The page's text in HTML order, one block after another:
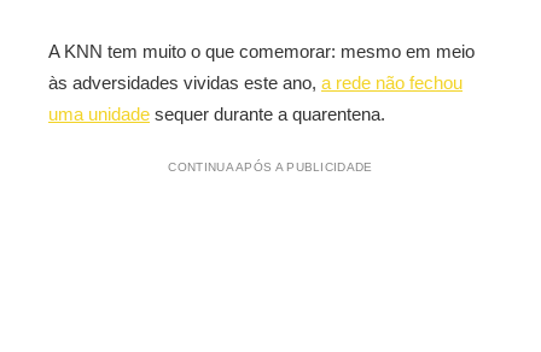
A KNN tem muito o que comemorar: mesmo em meio
às adversidades vividas este ano, a rede não fechou
uma unidade sequer durante a quarentena.
CONTINUA APÓS A PUBLICIDADE